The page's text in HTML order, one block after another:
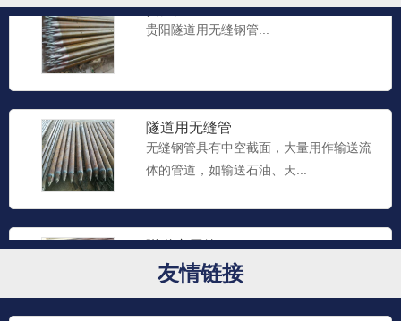
贵阳隧道用无缝钢管...
隧道用无缝管
无缝钢管具有中空截面，大量用作输送流
体的管道，如输送石油、天...
隧道专用管
按GB2102-88规定。钢管包装分三种:捆
扎、装箱、涂油捆...
友情链接